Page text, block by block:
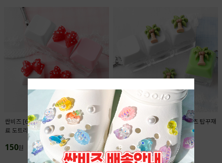
싼비즈 [6425-03]아크릴 키캡파츠 탑꾸재
료 도트리본 18x13.4mm ,1개
150원
싼비즈 [6422-14]아크릴 키캡파츠 탑꾸재
료 야자수 11.5x12.5mm ,1개
150 원